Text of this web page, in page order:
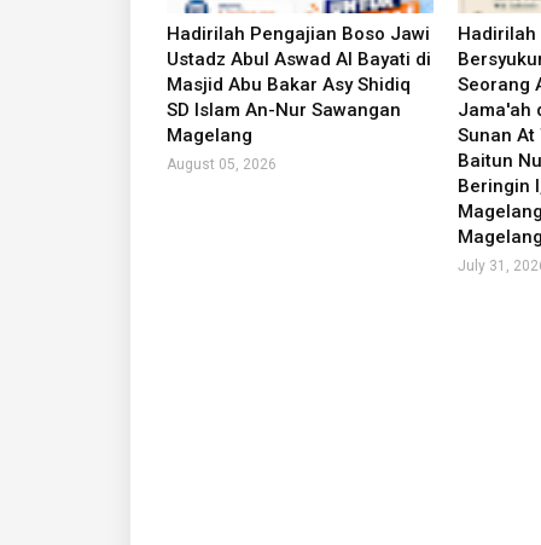
Hadirilah Pengajian Boso Jawi
Ustadz Abul Aswad Al Bayati di
Masjid Abu Bakar Asy Shidiq
SD Islam An-Nur Sawangan
Magelang
August 05, 2026
Hadirilah
Seorang
Jama'ah
Sunan
Baitun
Beringin
July 31,